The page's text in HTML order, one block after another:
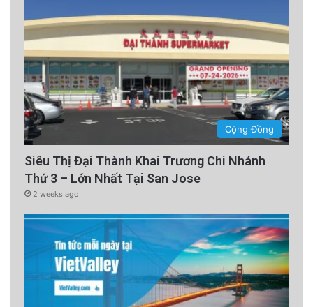
Cộng Đồng
Siêu Thị Đại Thành Khai Trương Chi Nhánh
Thứ 3 – Lớn Nhất Tại San Jose
2 weeks ago